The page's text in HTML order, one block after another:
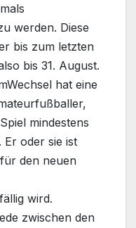
werden. Diese
bis zum letzten
bis 31. August.
hat eine
mindestens
oder sie ist
den neuen
wird.
zwischen den